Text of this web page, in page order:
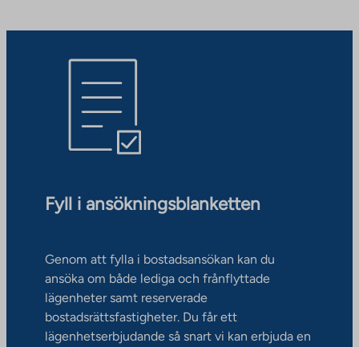
Fyll i ansökningsblanketten
Genom att fylla i bostadsansökan kan du
ansöka om både lediga och frånflyttade
lägenheter samt reserverade
bostadsrättsfastigheter. Du får ett
lägenhetserbjudande så snart vi kan erbjuda en